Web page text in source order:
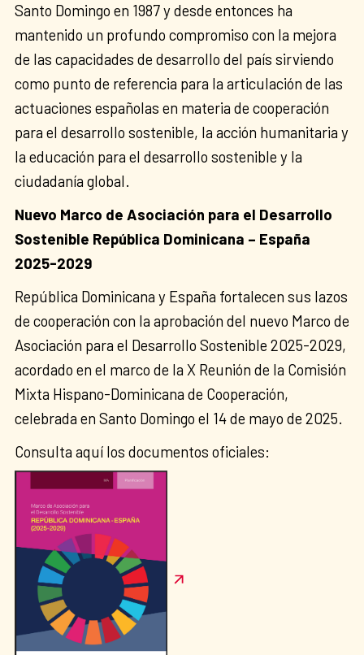
Santo Domingo en 1987 y desde entonces ha
mantenido un profundo compromiso con la mejora
de las capacidades de desarrollo del país sirviendo
como punto de referencia para la articulación de las
actuaciones españolas en materia de cooperación
para el desarrollo sostenible, la acción humanitaria y
la educación para el desarrollo sostenible y la
ciudadanía global.
Nuevo Marco de Asociación para el Desarrollo
Sostenible República Dominicana – España
2025-2029
República Dominicana y España fortalecen sus lazos
de cooperación con la aprobación del nuevo Marco de
Asociación para el Desarrollo Sostenible 2025-2029,
acordado en el marco de la X Reunión de la Comisión
Mixta Hispano-Dominicana de Cooperación,
celebrada en Santo Domingo el 14 de mayo de 2025.
Consulta aquí los documentos oficiales: